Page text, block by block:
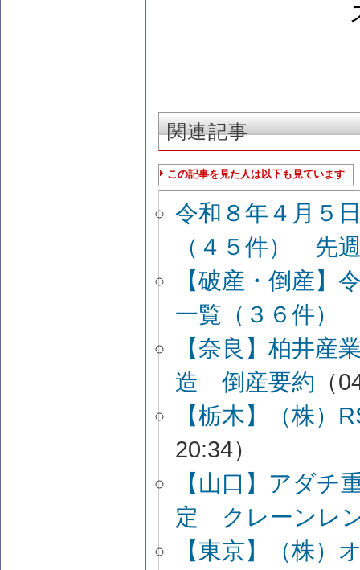
関連記事
この記事を見た人は以下も見ています
令和８年４月５
（４５件） 先
【破産・倒産
一覧（３６件）
【奈良】柏井
造 倒産要約 （
【栃木】（株）
20:34）
【山口】アダチ
定 クレーンレ
【東京】（株）